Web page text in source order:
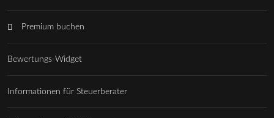
Premium buchen
Bewertungs-Widget
Informationen für Steuerberater